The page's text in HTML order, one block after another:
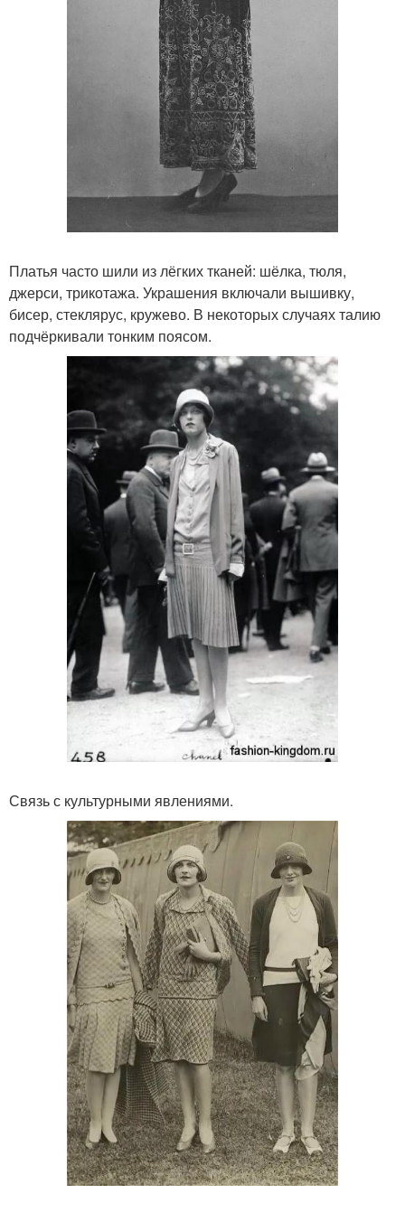
Платья часто шили из лёгких тканей: шёлка, тюля,
джерси, трикотажа. Украшения включали вышивку,
бисер, стеклярус, кружево. В некоторых случаях талию
подчёркивали тонким поясом.
Связь с культурными явлениями.